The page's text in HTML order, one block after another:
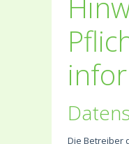
Die Betreiber